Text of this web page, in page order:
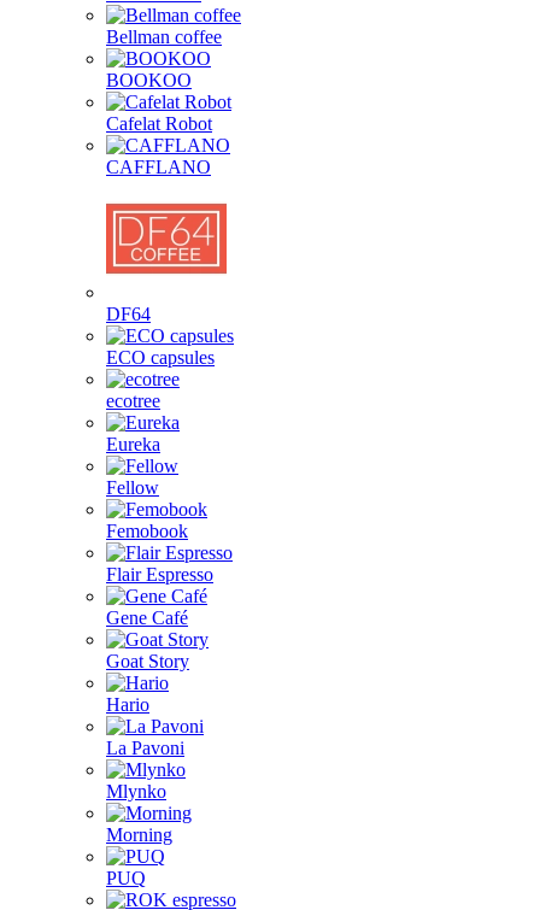
Bellman coffee
BOOKOO
Cafelat Robot
CAFFLANO
DF64
ECO capsules
ecotree
Eureka
Fellow
Femobook
Flair Espresso
Gene Café
Goat Story
Hario
La Pavoni
Mlynko
Morning
PUQ